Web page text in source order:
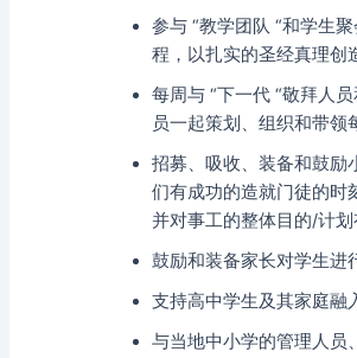
参与 “教学团队 “和学生
程，以扎实的圣经真理创
每周与 “下一代 “敬拜人
员一起策划、组织和带领
招募、吸收、装备和鼓励
们有成功的造就门徒的时
并对事工的整体目的/计划
鼓励和装备家长对学生进
支持高中学生及其家庭融
与当地中小学的管理人员